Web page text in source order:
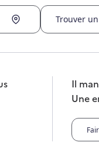
Trouver
Il
Une